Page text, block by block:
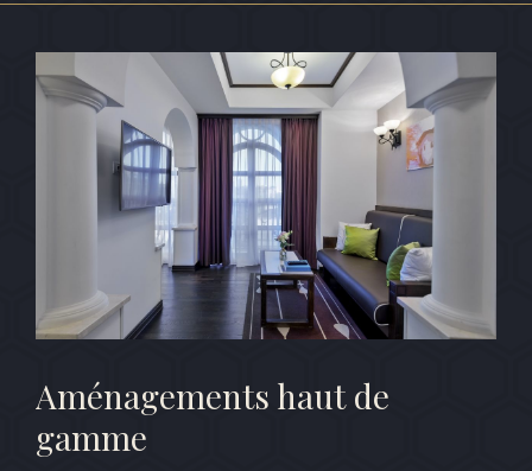
Aménagements haut de
gamme